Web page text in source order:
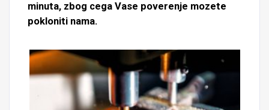
minuta, zbog cega Vase poverenje mozete
pokloniti nama.